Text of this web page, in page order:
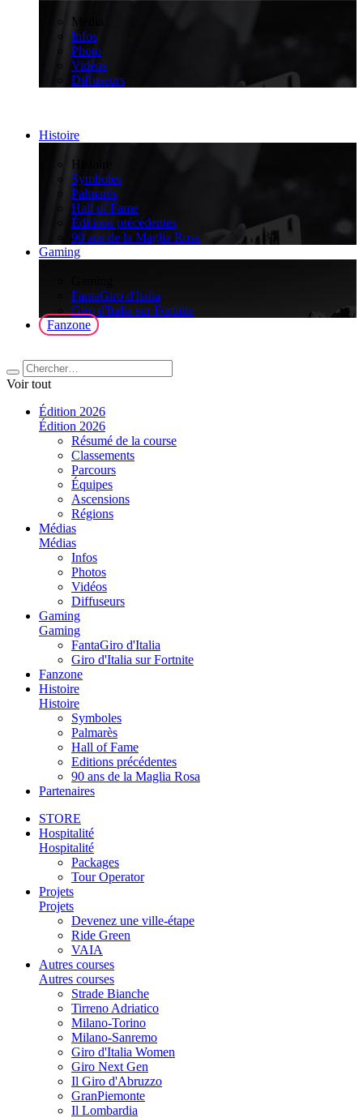
Media
Infos
Photo
Vidéos
Diffuseurs
Histoire
Histoire
Symboles
Palmarès
Hall of Fame
Éditions précédentes
90 ans de la Maglia Rosa
Gaming
FantaGiro d'Italia
Giro d'Italia sur Fortnite
Fanzone
Voir tout
Édition 2026
Édition 2026
Résumé de la course
Classements
Parcours
Équipes
Ascensions
Régions
Médias
Médias
Infos
Photos
Vidéos
Diffuseurs
Gaming
Gaming
FantaGiro d'Italia
Giro d'Italia sur Fortnite
Fanzone
Histoire
Histoire
Symboles
Palmarès
Hall of Fame
Editions précédentes
90 ans de la Maglia Rosa
Partenaires
STORE
Hospitalité
Hospitalité
Packages
Tour Operator
Projets
Projets
Devenez une ville-étape
Ride Green
VAIA
Autres courses
Autres courses
Strade Bianche
Tirreno Adriatico
Milano-Torino
Milano-Sanremo
Giro d'Italia Women
Giro Next Gen
Il Giro d'Abruzzo
GranPiemonte
Il Lombardia